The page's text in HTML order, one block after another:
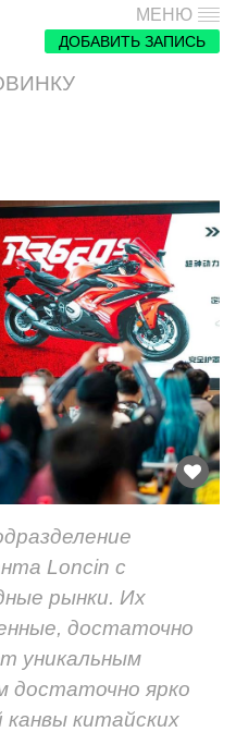
МЕНЮ
ДОБАВИТЬ ЗАПИСЬ
Loncin с
рынки. Их
достаточно
уникальным
достаточно ярко
китайских